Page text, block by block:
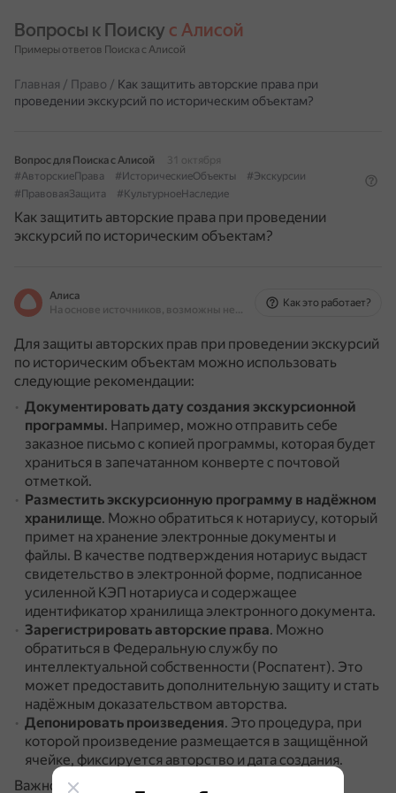
Вопросы к Поиску с Алисой
Примеры ответов Поиска с Алисой
Главная / Право / Как защитить авторские права при
проведении экскурсий по историческим объектам?
Вопрос для Поиска с Алисой
31 октября
#АвторскиеПрава
#ИсторическиеОбъекты
#Экскурсии
#ПравоваяЗащита
#КультурноеНаследие
Как защитить авторские права при проведении
экскурсий по историческим объектам?
Алиса
На основе источников, возможны неточности
Как это работает?
Для защиты авторских прав при проведении экскурсий
по историческим объектам можно использовать
следующие рекомендации:
Документировать дату создания экскурсионной
программы. Например, можно отправить себе
заказное письмо с копией программы, которая будет
храниться в запечатанном конверте с почтовой
отметкой.
Разместить экскурсионную программу в надёжном
хранилище. Можно обратиться к нотариусу, который
примет на хранение электронные документы и
файлы. В качестве подтверждения нотариус выдаст
свидетельство в электронной форме, подписанное
усиленной КЭП нотариуса и содержащее
идентификатор хранилища электронного документа.
Зарегистрировать авторские права. Можно
обратиться в Федеральную службу по
интеллектуальной собственности (Роспатент). Это
может предоставить дополнительную защиту и стать
надёжным доказательством авторства.
Депонировать произведения. Это процедура, при
которой произведение размещается в защищённой
ячейке, фиксируется авторство и дата создания.
Важно помнить, что